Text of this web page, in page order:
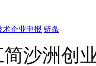
术企业申报 链条
沙洲创